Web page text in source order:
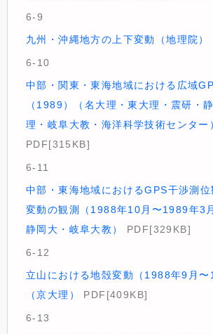
6-9
九州・沖縄地方の上下変動（地理院）
6-10
中部・関東・東海地域における広域
（1989）（名大理・東大理・震研・
理・岐阜大教・海洋科学技術センター
PDF[315KB]
6-11
中部・東海地域におけるGPS干渉測
変動の観測（1988年10月〜1989年3
静岡大・岐阜大教）
PDF[329KB]
6-12
立山における地殻変動（1988年9月〜
（京大理）
PDF[409KB]
6-13